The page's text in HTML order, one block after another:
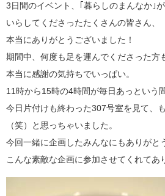
3日間のイベント、｢暮らしのまんなか｣が
いらしてくださったたくさんの皆さん、
本当にありがとうございました！
期間中、何度も足を運んでくださった方
本当に感謝の気持ちでいっぱい。
11時から15時の4時間が毎日あっという
今日片付けも終わった307号室を見て、
（笑）と思っちゃいました。
今回一緒に企画したみんなにもありがと
こんな素敵な企画に参加させてくれてあ